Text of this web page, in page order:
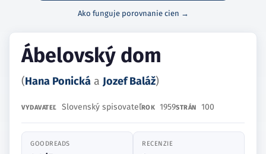
Ako funguje porovnanie cien →
Ábelovský dom
(Hana Ponická a Jozef Baláž)
VYDAVATEĽ Slovenský spisovateľROK 1959STRÁN 100
GOODREADS RECENZIE